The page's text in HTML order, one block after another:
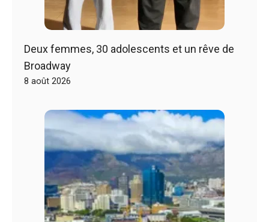
Deux femmes, 30 adolescents et un rêve de
Broadway
8 août 2026